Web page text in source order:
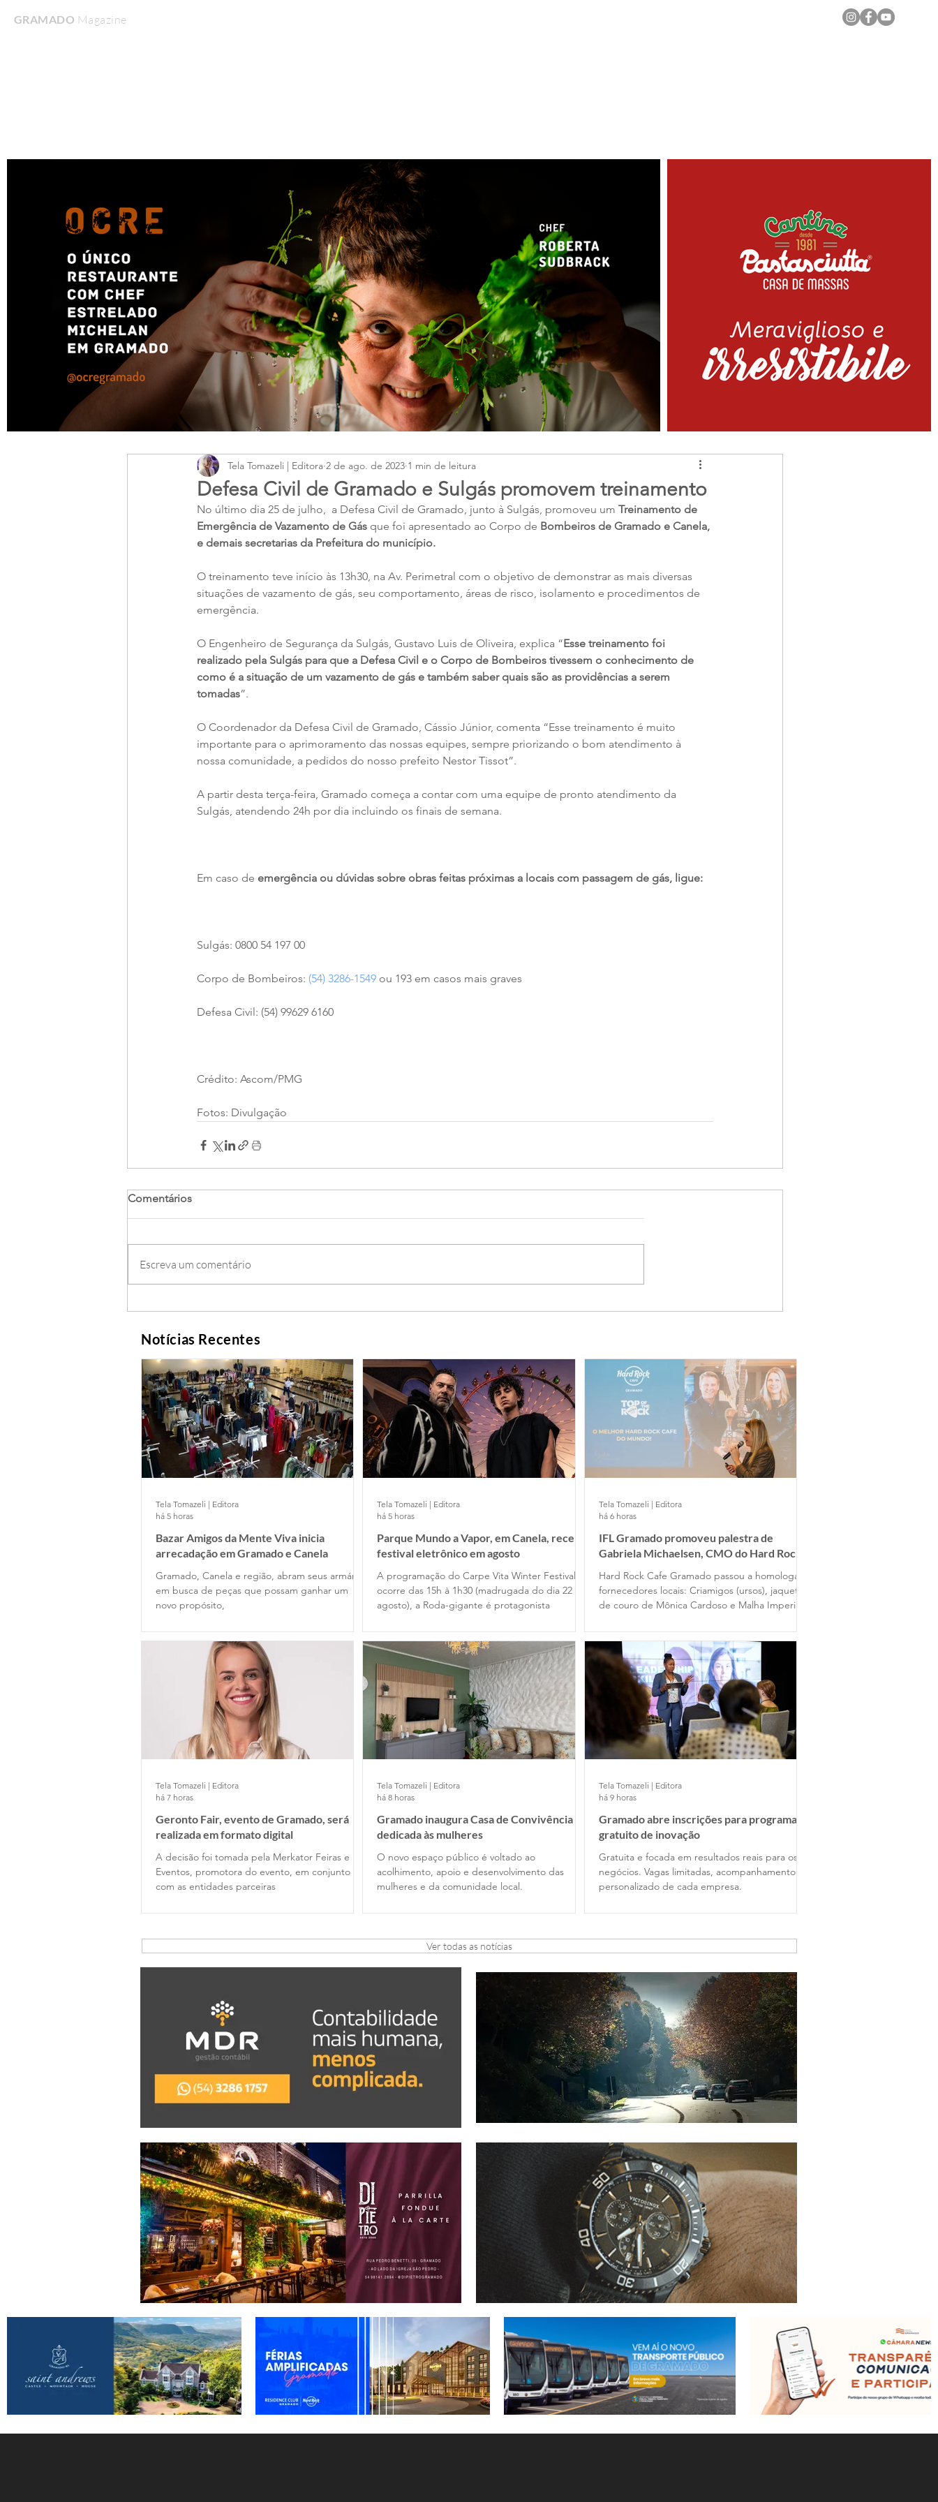
GRAMADO MagazineHome
Defesa Civil de Gramado e Sulgás promovem treinamento
Tela Tomazeli | Editora 2 de ago. de 2023 1 min de leitura
No último dia 25 de julho,  a Defesa Civil de Gramado, junto à Sulgás, promoveu um Treinamento de
Emergência de Vazamento de Gás que foi apresentado ao Corpo de Bombeiros de Gramado e Canela,
e demais secretarias da Prefeitura do município.
O treinamento teve início às 13h30, na Av. Perimetral com o objetivo de demonstrar as mais diversas
situações de vazamento de gás, seu comportamento, áreas de risco, isolamento e procedimentos de
emergência.
O Engenheiro de Segurança da Sulgás, Gustavo Luis de Oliveira, explica “Esse treinamento foi
realizado pela Sulgás para que a Defesa Civil e o Corpo de Bombeiros tivessem o conhecimento de
como é a situação de um vazamento de gás e também saber quais são as providências a serem
tomadas”.
O Coordenador da Defesa Civil de Gramado, Cássio Júnior, comenta “Esse treinamento é muito
importante para o aprimoramento das nossas equipes, sempre priorizando o bom atendimento à
nossa comunidade, a pedidos do nosso prefeito Nestor Tissot”.
A partir desta terça-feira, Gramado começa a contar com uma equipe de pronto atendimento da
Sulgás, atendendo 24h por dia incluindo os finais de semana.
Em caso de emergência ou dúvidas sobre obras feitas próximas a locais com passagem de gás, ligue:
Sulgás: 0800 54 197 00
Corpo de Bombeiros: (54) 3286-1549 ou 193 em casos mais graves
Defesa Civil: (54) 99629 6160
Crédito: Ascom/PMG
Fotos: Divulgação
Comentários
Escreva um comentário
Notícias Recentes
Bazar Amigos da Mente Viva inicia
arrecadação em Gramado e Canela
Gramado, Canela e região, abram seus armários
em busca de peças que possam ganhar um
novo propósito,
Tela Tomazeli | Editora
há 5 horas
Parque Mundo a Vapor, em Canela, recebe
festival eletrônico em agosto
A programação do Carpe Vita Winter Festival
ocorre das 15h à 1h30 (madrugada do dia 22 de
agosto), a Roda-gigante é protagonista
Tela Tomazeli | Editora
há 5 horas
IFL Gramado promoveu palestra de
Gabriela Michaelsen, CMO do Hard Rock
Hard Rock Cafe Gramado passou a homologar
fornecedores locais: Criamigos (ursos), jaquetas
de couro de Mônica Cardoso e Malha Imperial
Tela Tomazeli | Editora
há 6 horas
Geronto Fair, evento de Gramado, será
realizada em formato digital
A decisão foi tomada pela Merkator Feiras e
Eventos, promotora do evento, em conjunto
com as entidades parceiras
Tela Tomazeli | Editora
há 7 horas
Gramado inaugura Casa de Convivência
dedicada às mulheres
O novo espaço público é voltado ao
acolhimento, apoio e desenvolvimento das
mulheres e da comunidade local.
Tela Tomazeli | Editora
há 8 horas
Gramado abre inscrições para programa
gratuito de inovação
Gratuita e focada em resultados reais para os
negócios. Vagas limitadas, acompanhamento
personalizado de cada empresa.
Tela Tomazeli | Editora
há 9 horas
Ver todas as notícias